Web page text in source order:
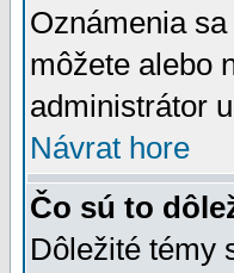
Oznámenia
môžete alebo
administrátor
Návrat hore
Čo sú to
Dôležité témy